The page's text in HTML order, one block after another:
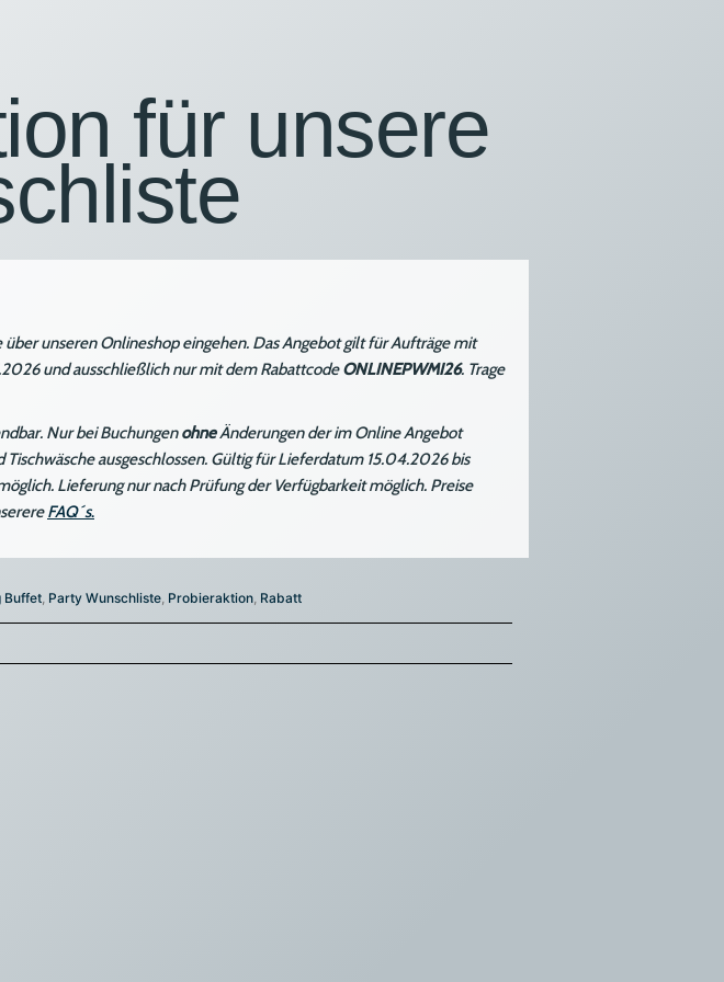
für unsere
über unseren Onlineshop eingehen. Das Angebot gilt für Aufträge mit
und ausschließlich nur mit dem RabattcodeONLINEPWMI26. Trage
Nur bei BuchungenohneÄnderungen der im Online Angebot
ausgeschlossen. Gültig für Lieferdatum 15.04.2026 bis
Lieferung nur nach Prüfung der Verfügbarkeit möglich. Preise
FAQ´s.
Buffet, Party Wunschliste, Probieraktion, Rabatt